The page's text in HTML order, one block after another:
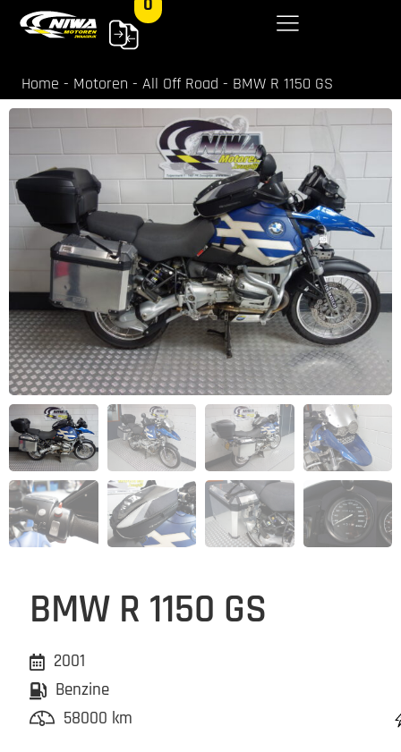
Home - Motoren - All Off Road - BMW R 1150 GS
BMW R 1150 GS
2001
Benzine
58000 km